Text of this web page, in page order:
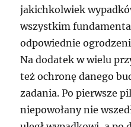
jakichkolwiek
wszystkim
odpowiednie
Na dodatek w wielu
też ochronę danego
zadania. Po pierwsze
niepowołany nie